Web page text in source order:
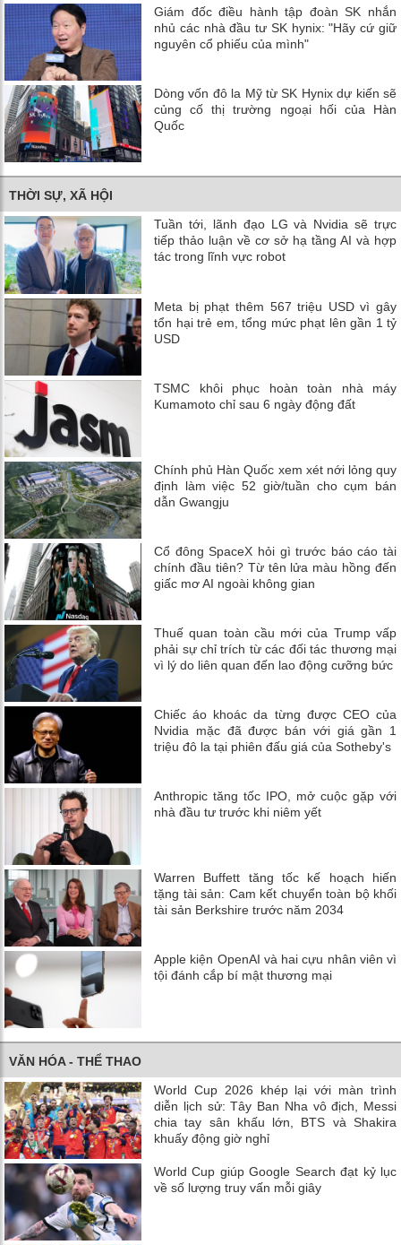
Giám đốc điều hành tập đoàn SK nhắn
nhủ các nhà đầu tư SK hynix: "Hãy cứ giữ
nguyên cổ phiếu của mình"
Dòng vốn đô la Mỹ từ SK Hynix dự kiến ​​sẽ
củng cố thị trường ngoại hối của Hàn
Quốc
THỜI SỰ, XÃ HỘI
Tuần tới, lãnh đạo LG và Nvidia sẽ trực
tiếp thảo luận về cơ sở hạ tầng AI và hợp
tác trong lĩnh vực robot
Meta bị phạt thêm 567 triệu USD vì gây
tổn hại trẻ em, tổng mức phạt lên gần 1 tỷ
USD
TSMC khôi phục hoàn toàn nhà máy
Kumamoto chỉ sau 6 ngày động đất
Chính phủ Hàn Quốc xem xét nới lỏng quy
định làm việc 52 giờ/tuần cho cụm bán
dẫn Gwangju
Cổ đông SpaceX hỏi gì trước báo cáo tài
chính đầu tiên? Từ tên lửa màu hồng đến
giấc mơ AI ngoài không gian
Thuế quan toàn cầu mới của Trump vấp
phải sự chỉ trích từ các đối tác thương mại
vì lý do liên quan đến lao động cưỡng bức
Chiếc áo khoác da từng được CEO của
Nvidia mặc đã được bán với giá gần 1
triệu đô la tại phiên đấu giá của Sotheby's
Anthropic tăng tốc IPO, mở cuộc gặp với
nhà đầu tư trước khi niêm yết
Warren Buffett tăng tốc kế hoạch hiến
tặng tài sản: Cam kết chuyển toàn bộ khối
tài sản Berkshire trước năm 2034
Apple kiện OpenAI và hai cựu nhân viên vì
tội đánh cắp bí mật thương mại
VĂN HÓA - THỂ THAO
World Cup 2026 khép lại với màn trình
diễn lịch sử: Tây Ban Nha vô địch, Messi
chia tay sân khấu lớn, BTS và Shakira
khuấy động giờ nghỉ
World Cup giúp Google Search đạt kỷ lục
về số lượng truy vấn mỗi giây